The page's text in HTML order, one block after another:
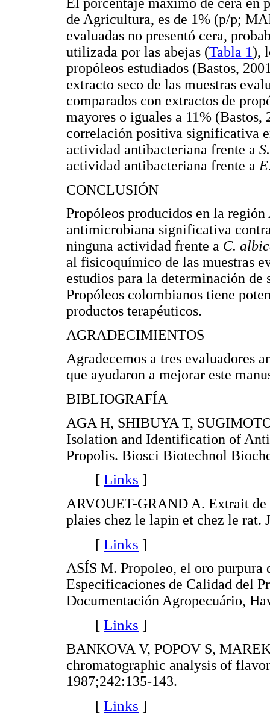
de Agricultura, es de 1% (p/p;
evaluadas no presentó cera,
utilizada por las abejas (Tabla 1),
propóleos estudiados (Bastos,
extracto seco de las muestras
comparados con extractos de
mayores o iguales a 11%
correlación positiva significativa
actividad antibacteriana frente a
actividad antibacteriana frente a
CONCLUSIÓN
Propóleos producidos en la
antimicrobiana significativa
ninguna actividad frente a C.
al fisicoquímico de las muestras
estudios para la determinación
Propóleos colombianos tiene
productos terapéuticos.
AGRADECIMIENTOS
Agradecemos a tres evaluadores
que ayudaron a mejorar este
BIBLIOGRAFÍA
AGA H, SHIBUYA T,
Isolation and Identification of
Propolis. Biosci Biotechnol
[ Links ]
ARVOUET-GRAND A. Extrait
plaies chez le lapin et chez le rat.
[ Links ]
ASÍS M. Propoleo, el oro purpura
Especificaciones de Calidad del
Documentación Agropecuário,
[ Links ]
BANKOVA V, POPOV S,
chromatographic analysis of
1987;242:135-143.
[ Links ]